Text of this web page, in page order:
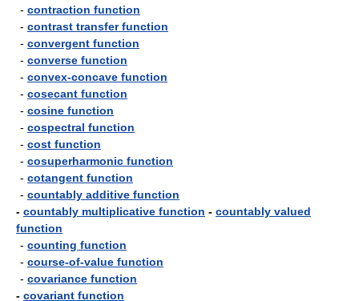
- contraction function
- contrast transfer function
- convergent function
- converse function
- convex-concave function
- cosecant function
- cosine function
- cospectral function
- cost function
- cosuperharmonic function
- cotangent function
- countably additive function
- countably multiplicative function - countably valued
function
- counting function
- course-of-value function
- covariance function
- covariant function